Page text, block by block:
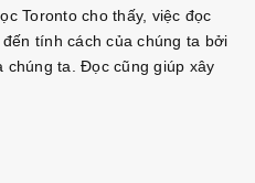
Toronto cho thấy, việc đọc
tính cách của chúng ta bởi
chúng ta. Đọc cũng giúp xây